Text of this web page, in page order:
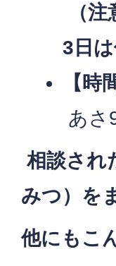
（
3日は
【時
あさ
相談され
みつ）を
他にもこ